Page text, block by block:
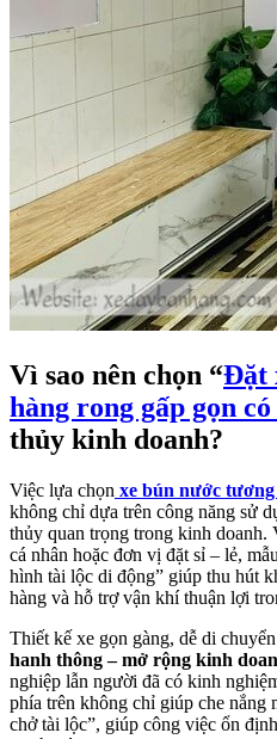
Vì sao nên chọn “Đặt
hàng rong gấp gọn có
thủy kinh doanh?
Việc lựa chọn xe bún nước tương
không chỉ dựa trên công năng sử
thủy quan trọng trong kinh doanh.
cá nhân hoặc đơn vị đặt sỉ – lẻ,
hình tài lộc di động” giúp thu hút
hàng và hỗ trợ vận khí thuận lợi
Thiết kế xe gọn gàng, dễ di
hanh thông – mở rộng kinh
nghiệp lẫn người đã có kinh
phía trên không chỉ giúp che nắng
chở tài lộc”, giúp công việc ổn